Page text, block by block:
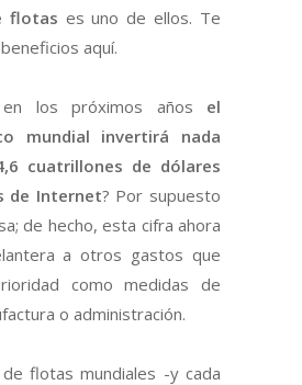
flotas es uno de ellos. Te
aquí.
en los próximos años el
mundial invertirá nada
cuatrillones de dólares
de Internet? Por supuesto
de hecho, esta cifra ahora
a otros gastos que
como medidas de
o administración.
flotas mundiales -y cada